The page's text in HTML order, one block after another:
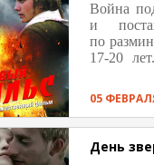
Война
и
по
17-20
Полины,
вальс»
05
День